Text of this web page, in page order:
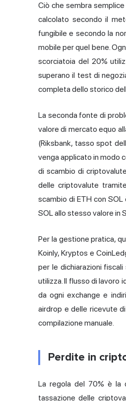
Ciò che sembra
calcolato secondo il
fungibile e secondo la
mobile per quel bene.
scorciatoia del 20%
superano il test di
completa dello storico
La seconda fonte di
valore di mercato equo
(Riksbank, tasso spot
venga applicato in modo
di scambio di
delle criptovalute
scambio di ETH con
SOL allo stesso valore in
Per la gestione pratica,
Koinly, Kryptos e
per le dichiarazioni
utilizza. Il flusso di lavoro
da ogni exchange e
airdrop e delle ricevute
compilazione manuale.
Perdite in
La regola del 70% è la
tassazione delle